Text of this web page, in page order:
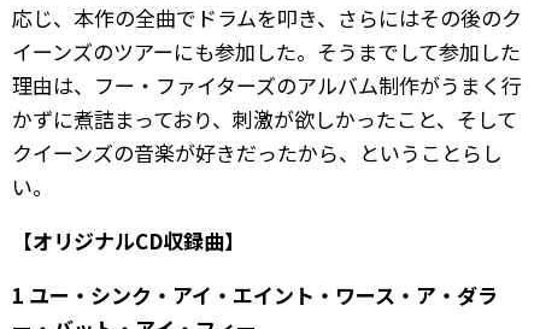
応じ、本作の全曲でドラムを叩き、さらにはその後のク
イーンズのツアーにも参加した。そうまでして参加した
理由は、フー・ファイターズのアルバム制作がうまく行
かずに煮詰まっており、刺激が欲しかったこと、そして
クイーンズの音楽が好きだったから、ということらし
い。
【オリジナルCD収録曲】
1 ユー・シンク・アイ・エイント・ワース・ア・ダラ